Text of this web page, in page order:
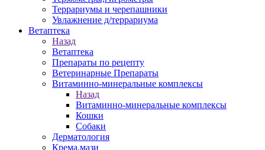
Террариумы и черепашники
Увлажнение д/террариума
Ветаптека
Назад
Ветаптека
Препараты по рецепту
Ветеринарные Препараты
Витаминно-минеральные комплексы
Назад
Витаминно-минеральные комплексы
Кошки
Собаки
Дерматология
Крема,мази